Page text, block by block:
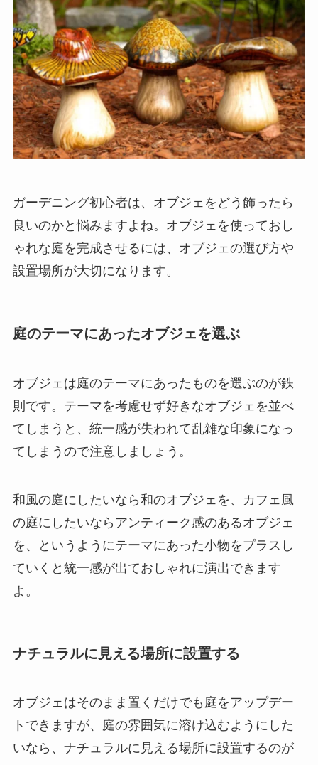
ガーデニング初心者は、オブジェをどう飾ったら
良いのかと悩みますよね。オブジェを使っておし
ゃれな庭を完成させるには、オブジェの選び方や
設置場所が大切になります。
庭のテーマにあったオブジェを選ぶ
オブジェは庭のテーマにあったものを選ぶのが鉄
則です。テーマを考慮せず好きなオブジェを並べ
てしまうと、統一感が失われて乱雑な印象になっ
てしまうので注意しましょう。
和風の庭にしたいなら和のオブジェを、カフェ風
の庭にしたいならアンティーク感のあるオブジェ
を、というようにテーマにあった小物をプラスし
ていくと 統一感が出ておしゃれに演出できます
よ 。
ナチュラルに見える場所に設置する
オブジェはそのまま置くだけでも庭をアップデー
トできますが、庭の雰囲気に溶け込むようにした
いなら、ナチュラルに見える場所に設置するのが